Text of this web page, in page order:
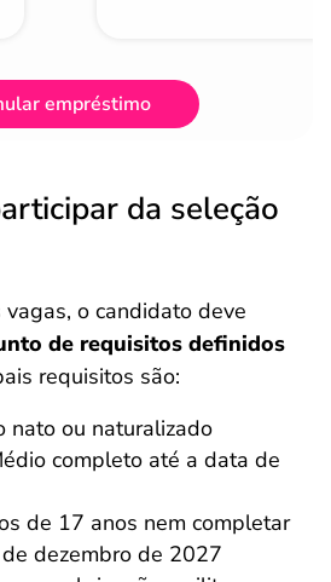
empréstimo
da seleção
o candidato deve
de requisitos definidos
requisitos são:
nato ou naturalizado
completo até a data de
de 17 anos nem completar
dezembro de 2027